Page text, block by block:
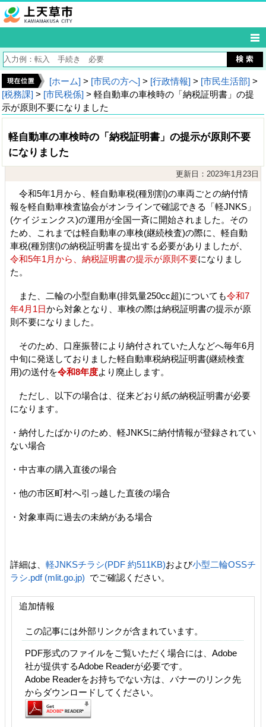
[ホーム] > [市民の方へ] > [行政情報] > [市民生活部] >
[税務課] > [市民税係] > 軽自動車の車検時の「納税証明書」の提
示が原則不要になりました
軽自動車の車検時の「納税証明書」の提示が原則不要
になりました
更新日：2023年1月23日
令和5年1月から、軽自動車税(種別割)の車両ごとの納付情
報を軽自動車検査協会がオンラインで確認できる「軽JNKS」
(ケイジェンクス)の運用が全国一斉に開始されました。その
ため、これまでは軽自動車の車検(継続検査)の際に、軽自動
車税(種別割)の納税証明書を提出する必要がありましたが、
令和5年1 月から、納税証明書の提示が原則不要になりまし
た。
また、二輪の小型自動車(排気量250cc超)についても令和7
年4月1日から対象となり、車検の際は納税証明書の提示が原
則不要になりました。
そのため、口座振替により納付されていた人などへ毎年6月
中旬に発送しておりました軽自動車税納税証明書(継続検査
用)の送付を令和8年度より廃止します。
ただし、以下の場合は、従来どおり紙の納税証明書が必要
になります。
・納付したばかりのため、軽JNKSに納付情報が登録されてい
ない場合
・中古車の購入直後の場合
・他の市区町村へ引っ越した直後の場合
・対象車両に過去の未納がある場合
詳細は、 軽JNKSチラシ(PDF 約511KB)および小型二輪OSSチ
ラシ.pdf (mlit.go.jp) でご確認ください。
追加情報
この記事には外部リンクが含まれています。
PDF形式のファイルをご覧いただく場合には、Adobe
社が提供するAdobe Readerが必要です。
Adobe Readerをお持ちでない方は、バナーのリンク先
からダウンロードしてください。